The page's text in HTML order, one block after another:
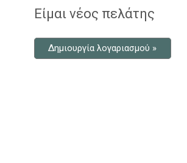
Είμαι νέος πελάτης
Δημιουργία λογαριασμού »